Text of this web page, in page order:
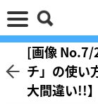
[画像 No.7/
チ」の使い
大間違い!!】